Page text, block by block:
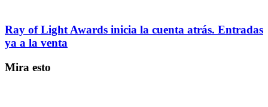
Ray of Light Awards inicia la cuenta atrás. Entradas
ya a la venta
Mira esto